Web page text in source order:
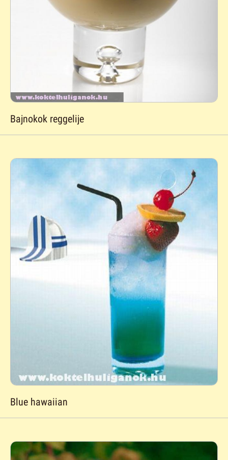
Bajnokok reggelije
Blue hawaiian